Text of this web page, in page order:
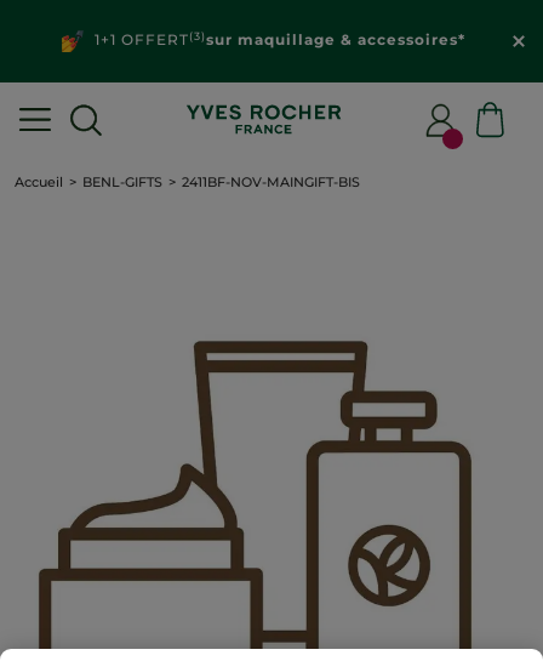
1+1 OFFERT(3)sur maquillage & accessoires*
Accueil BENL-GIFTS 2411BF-NOV-MAINGIFT-BIS